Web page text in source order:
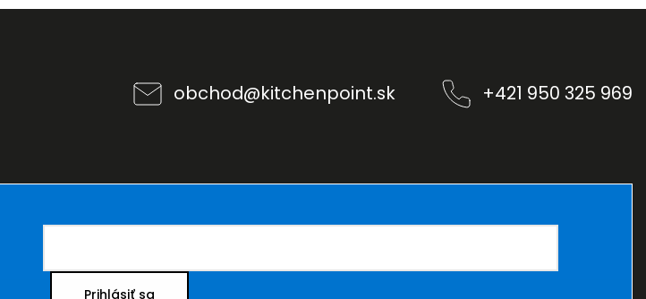
obchod@kitchenpoint.sk +421 950 325 969
Prihlásiť sa